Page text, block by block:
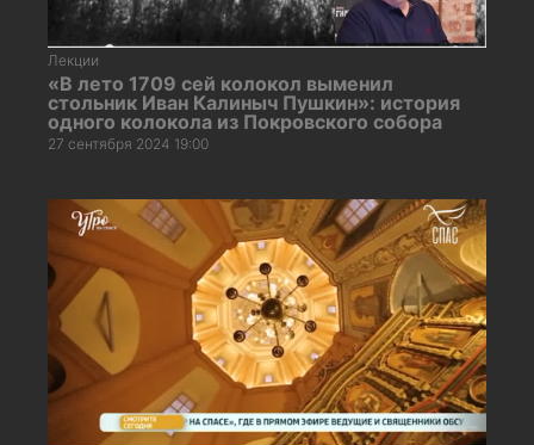
Лекции
«В лето 1709 сей колокол выменил
стольник Иван Калиныч Пушкин»: история
одного колокола из Покровского собора
27 сентября 2024 19:00